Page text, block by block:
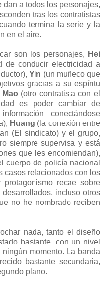
dan a todos los personajes,
tras los contratistas
termina la serie y la
en el aire.
son los personajes, Hei
de conducir electricidad a
Yin (un muñeco que
gracias a su espíritu
Mao (otro contratista con el
es poder cambiar de
conectándose
Huang (la conexión entre
(El sindicato) y el grupo,
siempre supervisa y está
que les encomiendan),
cuerpo de policía nacional
casos relacionados con los
protagonismo recae sobre
incluso otros
no he nombrado reciben
nada, tanto el diseño
bastante, con un nivel
momento. La banda
bastante secundaria,
plano.